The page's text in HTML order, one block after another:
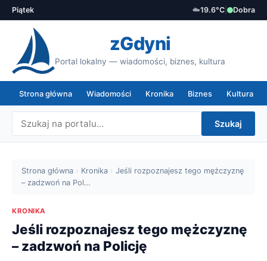
Piątek ☁️19.6°C Dobra
zGdyni
Portal lokalny — wiadomości, biznes, kultura
Strona główna Wiadomości Kronika Biznes Kultura
Szukaj
Strona główna › Kronika › Jeśli rozpoznajesz tego mężczyznę
– zadzwoń na Pol…
KRONIKA
Jeśli rozpoznajesz tego mężczyznę
– zadzwoń na Policję